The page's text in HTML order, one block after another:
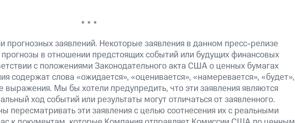
* * *
заявлений. Некоторые заявления в данном пресс-релизе
в отношении предстоящих событий или будущих финансовых
с положениями Законодательного акта США о ценных бумагах
содержат слова «ожидается», «оценивается», «намеревается», «будет»,
Мы бы хотели предупредить, что эти заявления являются
ход событий или результаты могут отличаться от заявленного.
пересматривать эти заявления с целью соотнесения их с реальными